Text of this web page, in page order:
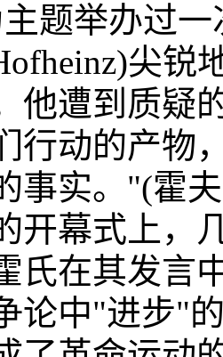
题举办过
尖锐
他遭到质疑
行动的产物
事实。"(霍
开幕式上，
氏在其发言
论中"进步"